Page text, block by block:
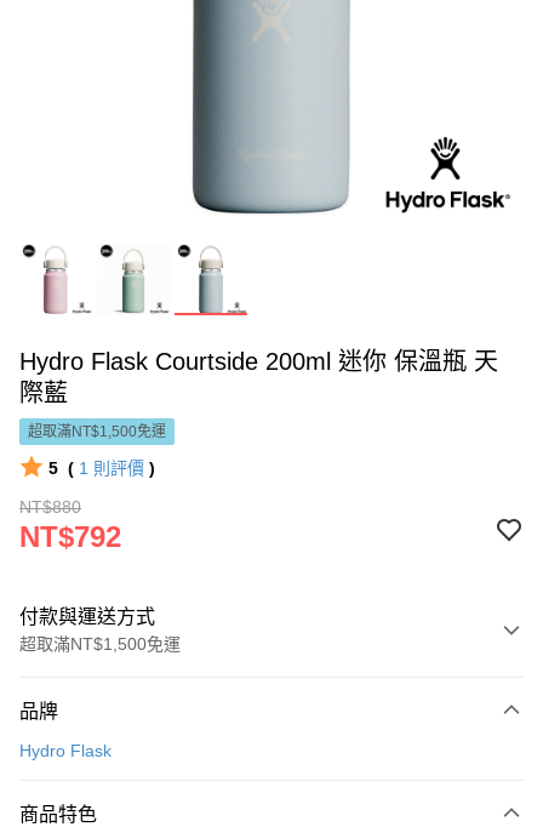
Hydro Flask Courtside 200ml 迷你 保溫瓶 天
際藍
超取滿NT$1,500免運
5 ( 1 則評價 )
NT$880
NT$792
付款與運送方式
超取滿NT$1,500免運
信用卡一次付款
Apple Pay
品牌
Hydro Flask
商品特色